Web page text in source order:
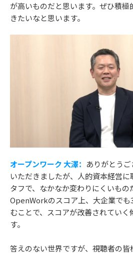
が高いものだと思います。ぜひ積
きたいなと思います。
オープンワーク 大澤： ありがとう
いただきましたが、人的資本経営
タフで、なかなか変わりにくいもの
OpenWorkのスコア上、大企業でも
むことで、スコアが改善されていく
す。
答えのない世界ですが、視聴者の